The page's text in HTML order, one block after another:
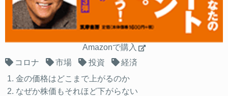
Amazonで購入
コロナ
市場 投資
経済
金の価格はどこまで上がるのか
なぜか株価もそれほど下がらない